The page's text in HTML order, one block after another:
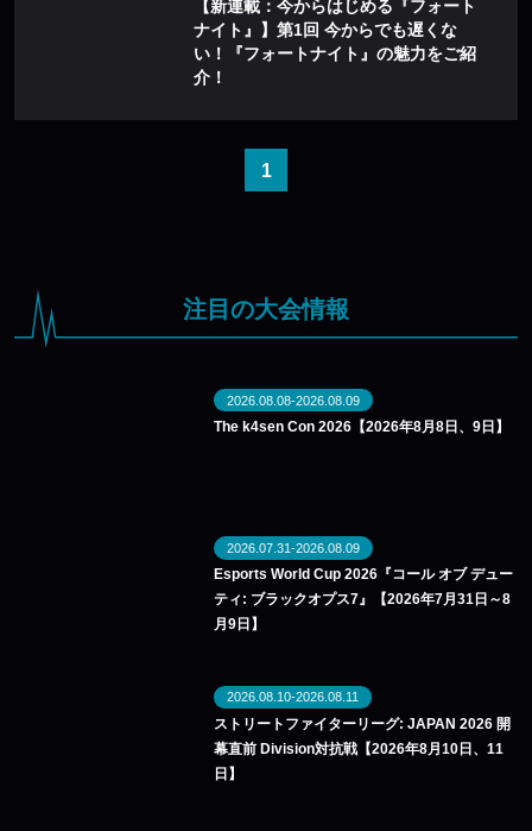
【新連載：今からはじめる『フォート
ナイト』】第1回 今からでも遅くな
い！『フォートナイト』の魅力をご紹
介！
1
注目の大会情報
2026.08.08-2026.08.09
The k4sen Con 2026【2026年8月8日、9日】
2026.07.31-2026.08.09
Esports World Cup 2026『コール オブ デュー
ティ: ブラックオプス7』【2026年7月31日～8
月9日】
2026.08.10-2026.08.11
ストリートファイターリーグ: JAPAN 2026 開
幕直前 Division対抗戦【2026年8月10日、11
日】